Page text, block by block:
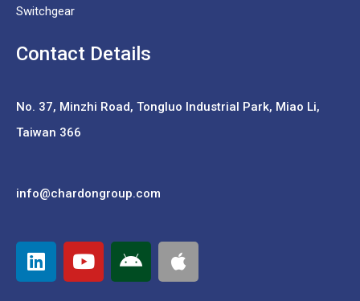
Switchgear
Contact Details
No. 37, Minzhi Road, Tongluo Industrial Park, Miao Li,
Taiwan 366
info@chardongroup.com